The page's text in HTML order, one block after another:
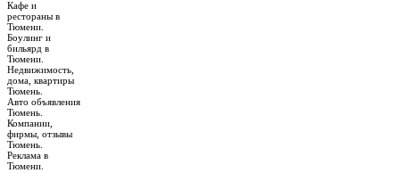
Кафе и
рестораны в
Тюмени.
Боулинг и
бильярд в
Тюмени.
Недвижимость,
дома, квартиры
Тюмень.
Авто объявления
Тюмень.
Компании,
фирмы, отзывы
Тюмень.
Реклама в
Тюмени.